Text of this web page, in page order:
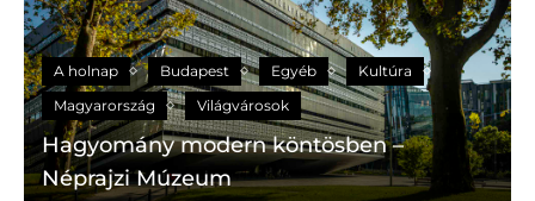
A holnap Budapest Egyéb
Kultúra
Magyarország
Világvárosok
Hagyomány modern köntösben –
Néprajzi Múzeum